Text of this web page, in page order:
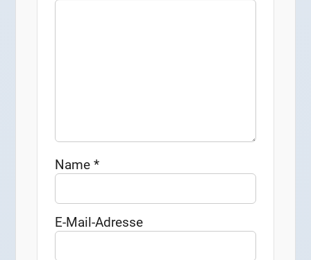
Name*
E-Mail-Adresse